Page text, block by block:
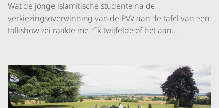
Wat de jonge islamitische studente na de
verkiezingsoverwinning van de PVV aan de tafel van een
talkshow zei raakte me. “Ik twijfelde of het aan…